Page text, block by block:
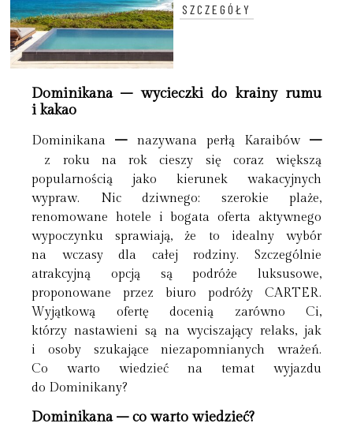
SZCZEGÓŁY
Dominikana – wycieczki do krainy rumu
i kakao
Dominikana – nazywana perłą Karaibów –
z roku na rok cieszy się coraz większą
popularnością jako kierunek wakacyjnych
wypraw. Nic dziwnego: szerokie plaże,
renomowane hotele i bogata oferta aktywnego
wypoczynku sprawiają, że to idealny wybór
na wczasy dla całej rodziny. Szczególnie
atrakcyjną opcją są podróże luksusowe,
proponowane przez biuro podróży CARTER.
Wyjątkową ofertę docenią zarówno Ci,
którzy nastawieni są na wyciszający relaks, jak
i osoby szukające niezapomnianych wrażeń.
Co warto wiedzieć na temat wyjazdu
do Dominikany?
Dominikana – co warto wiedzieć?